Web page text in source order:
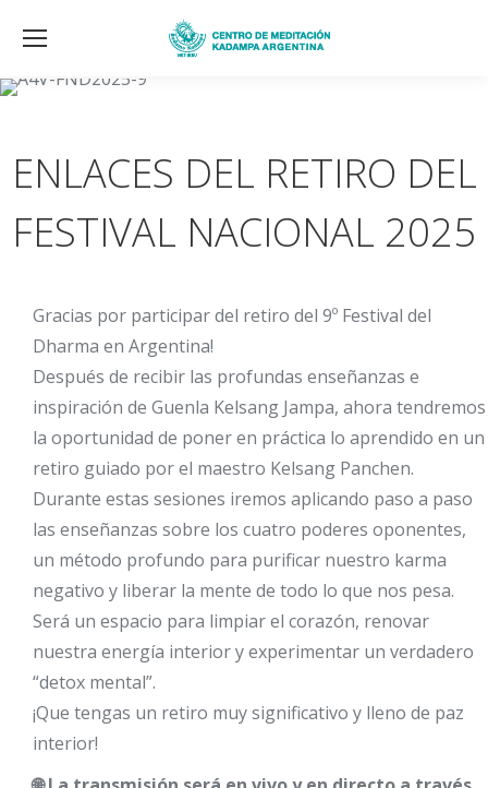
ENLACES DEL RETIRO DEL
FESTIVAL NACIONAL 2025
Gracias por participar del retiro del 9º Festival del
Dharma en Argentina!
Después de recibir las profundas enseñanzas e
inspiración de Guenla Kelsang Jampa, ahora tendremos
la oportunidad de poner en práctica lo aprendido en un
retiro guiado por el maestro Kelsang Panchen.
Durante estas sesiones iremos aplicando paso a paso
las enseñanzas sobre los cuatro poderes oponentes,
un método profundo para purificar nuestro karma
negativo y liberar la mente de todo lo que nos pesa.
Será un espacio para limpiar el corazón, renovar
nuestra energía interior y experimentar un verdadero
“detox mental”.
¡Que tengas un retiro muy significativo y lleno de paz
interior!